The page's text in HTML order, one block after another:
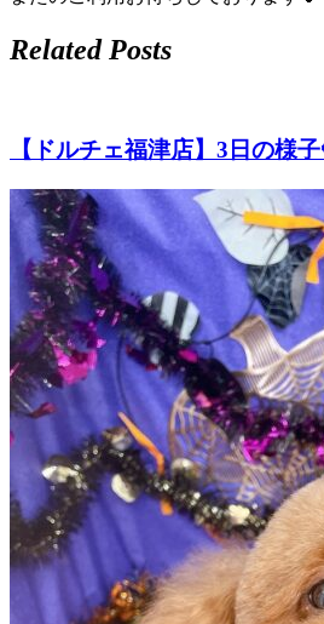
ト
テ
ル
Related Posts
【ドルチェ福津店】3日の様